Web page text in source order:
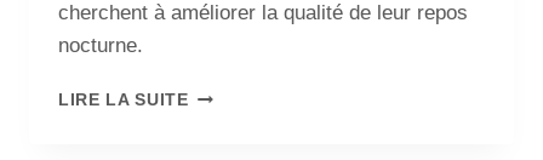
cherchent à améliorer la qualité de leur repos
nocturne.
LIRE LA SUITE